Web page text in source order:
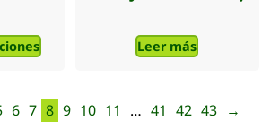
Leer más
6 7 8 9 10 11 … 41 42 43 →